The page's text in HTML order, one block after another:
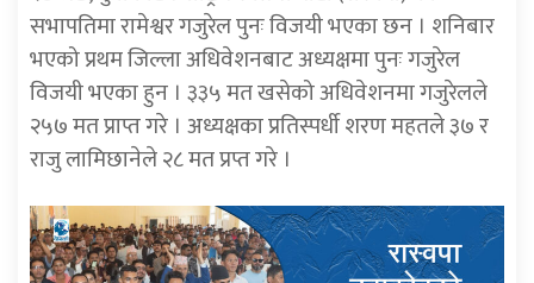
सभापतिमा रामेश्वर गजुरेल पुनः विजयी भएका छन । शनिबार
भएको प्रथम जिल्ला अधिवेशनबाट अध्यक्षमा पुनः गजुरेल
विजयी भएका हुन । ३३५ मत खसेको अधिवेशनमा गजुरेलले
२५७ मत प्राप्त गरे । अध्यक्षका प्रतिस्पर्धी शरण महतले ३७ र
राजु लामिछानेले २८ मत प्रप्त गरे ।